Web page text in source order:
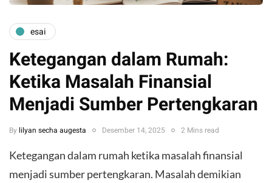
esai
Ketegangan dalam Rumah:
Ketika Masalah Finansial
Menjadi Sumber Pertengkaran
By lilyan secha augesta Desember 14, 2025 2 Mins read
Ketegangan dalam rumah ketika masalah finansial
menjadi sumber pertengkaran. Masalah demikian